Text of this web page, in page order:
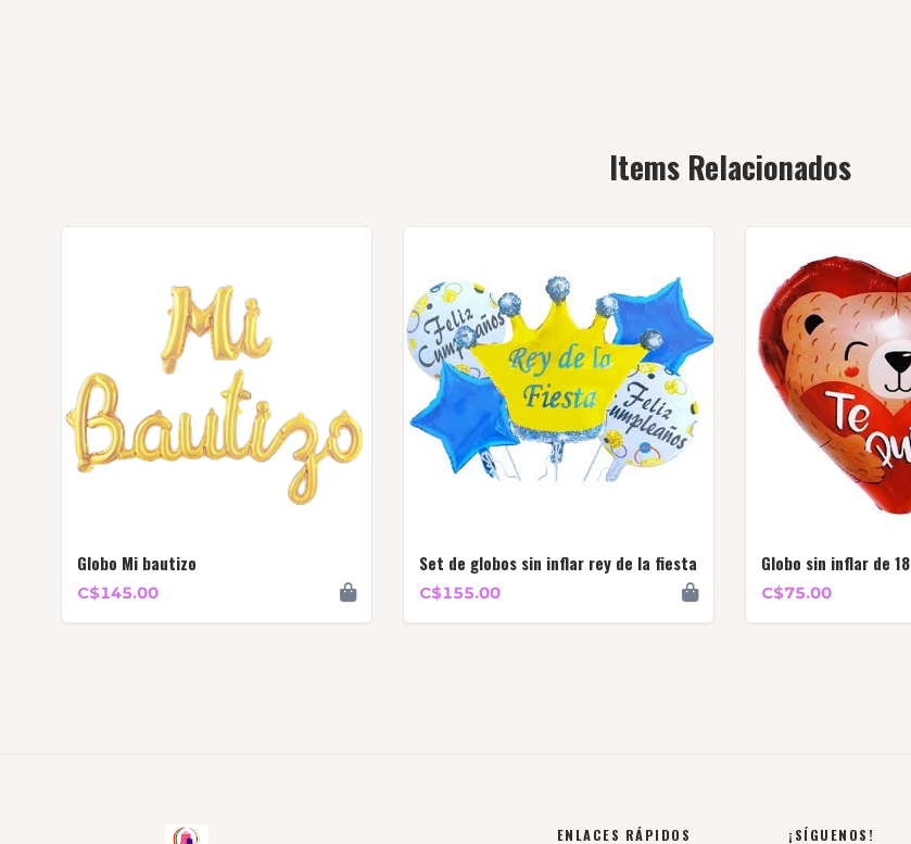
Items Relacionados
Globo Mi bautizo
C$145.00
Set de globos sin inflar rey de la fiesta
C$155.00
Globo sin inflar de 18
C$75.00
ENLACES RÁPIDOS ¡SÍGUENOS!